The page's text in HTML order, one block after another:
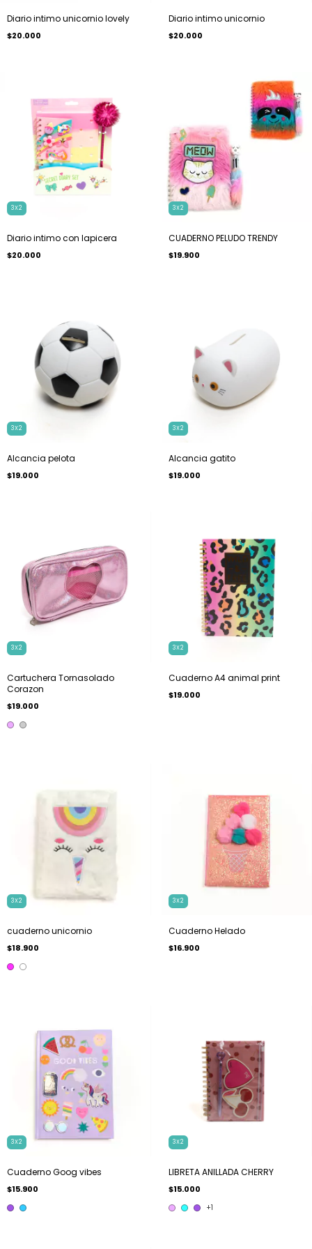
Diario intimo unicornio lovely
$20.000
Diario intimo unicornio
$20.000
3X2
Diario intimo con lapicera
$20.000
3X2
CUADERNO PELUDO TRENDY
$19.900
3X2
Alcancia pelota
$19.000
3X2
Alcancia gatito
$19.000
3X2
Cartuchera Tornasolado
Corazon
$19.000
3X2
Cuaderno A4 animal print
$19.000
3X2
cuaderno unicornio
$18.900
3X2
Cuaderno Helado
$16.900
3X2
Cuaderno Goog vibes
$15.900
3X2
LIBRETA ANILLADA CHERRY
$15.000
+1